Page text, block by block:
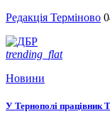
Редакція Терміново
trending_flat
Новини
У Тернополі працівник